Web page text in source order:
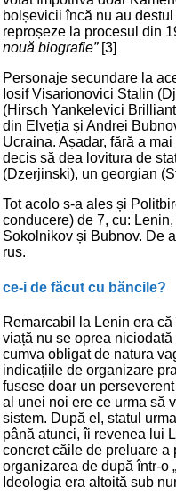
bolșevicii încă nu au
reproșeze la procesul din
nouă biografie”[3]
Personaje secundare la
Iosif Visarionovici Stalin
(Hirsch Yankelevici
din Elveția și Andrei
Ucraina. Așadar, fără a
decis să dea lovitura de
(Dzerjinski), un georgian
Tot acolo s-a ales și
conducere) de 7, cu:
Sokolnikov și Bubnov. De
rus.
ce-i de făcut cu băncile?
Remarcabil la Lenin era
viață nu se oprea
cumva obligat de natura
indicațiile de organizare
fusese doar un
al unei noi ere ce urma să
sistem. După el, statul
până atunci, îi revenea lui
concret căile de preluare a
organizarea de după într-o
Ideologia era altoită sub